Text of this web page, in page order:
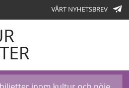
VÅRT NYHETSBREV